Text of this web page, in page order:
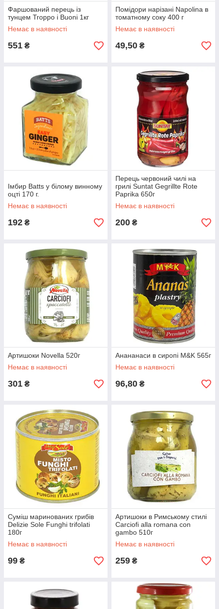
Фаршований перець із
тунцем Troppo i Buoni 1кг
Немає в наявності
551 ₴
Помідори нарізані Napolina в
томатному соку 400 г
Немає в наявності
49,50 ₴
Імбир Batts у білому винному
оцті 170 г.
Немає в наявності
192 ₴
Перець червоний чилі на
грилі Suntat Gegrillte Rote
Paprika 650г
Немає в наявності
200 ₴
Артишоки Novella 520г
Немає в наявності
301 ₴
Анананаси в сиропі M&K 565г
Немає в наявності
96,80 ₴
Суміш маринованих грибів
Delizie Sole Funghi trifolati
180г
Немає в наявності
99 ₴
Артишоки в Римському стилі
Carciofi alla romana con
gambo 510г
Немає в наявності
259 ₴